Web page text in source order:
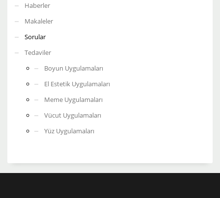
Haberler
Makaleler
Sorular
Tedaviler
Boyun Uygulamaları
El Estetik Uygulamaları
Meme Uygulamaları
Vücut Uygulamaları
Yüz Uygulamaları